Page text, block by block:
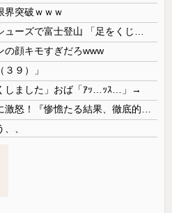
界突破ｗｗｗ
の顔キモすぎだろwww
９）」
しました」おば「ｱｯ…ｯｽ…」→
、